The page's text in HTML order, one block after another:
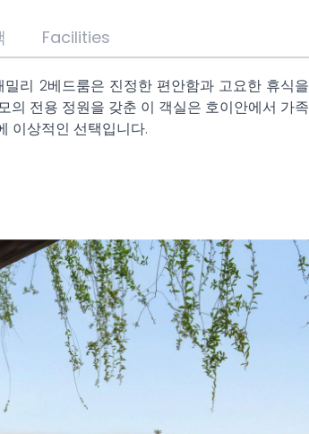
Facilities
리 2베드룸은 진정한 편안함과 고요한 휴식을
의 전용 정원을 갖춘 이 객실은 호이안에서 가족
이상적인 선택입니다.